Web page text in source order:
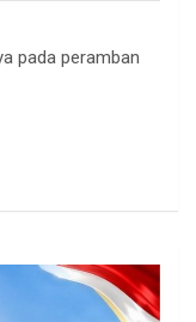
pada peramban